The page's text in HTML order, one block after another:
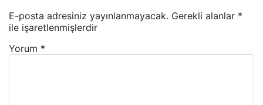
E-posta adresiniz yayınlanmayacak. Gerekli alanlar *
ile işaretlenmişlerdir
Yorum *